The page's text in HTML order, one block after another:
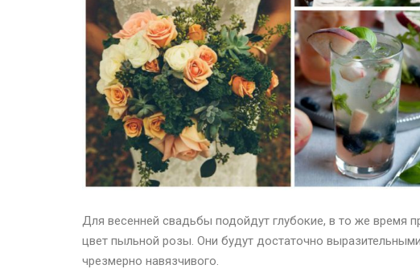
Для весенней свадьбы подойдут глубокие, в то же время
цвет пыльной розы. Они будут достаточно
чрезмерно навязчивого.